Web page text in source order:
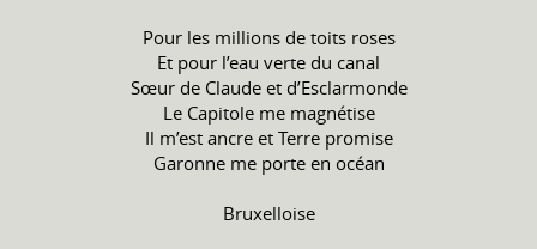
Pour les millions de toits roses
Et pour l’eau verte du canal
Sœur de Claude et d’Esclarmonde
Le Capitole me magnétise
Il m’est ancre et Terre promise
Garonne me porte en océan
Bruxelloise